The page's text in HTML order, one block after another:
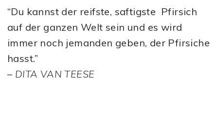
“Du kannst der reifste, saftigste Pfirsich
auf der ganzen Welt sein und es wird
immer noch jemanden geben, der Pfirsiche
hasst.”
– DITA VAN TEESE